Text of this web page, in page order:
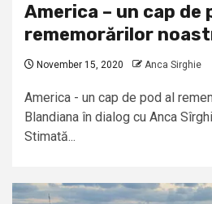
America – un cap de
rememorărilor
November 15, 2020 Anca Sirghie
America - un cap de pod al
Blandiana în dialog cu Anca
Stimată...